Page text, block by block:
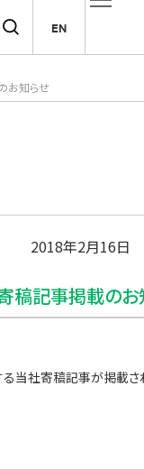
EN
お知らせ
2018年2月16日
稿記事掲載のお
当社寄稿記事が掲載さ